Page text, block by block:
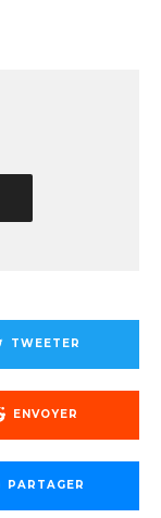
TWEETER
ENVOYER
PARTAGER